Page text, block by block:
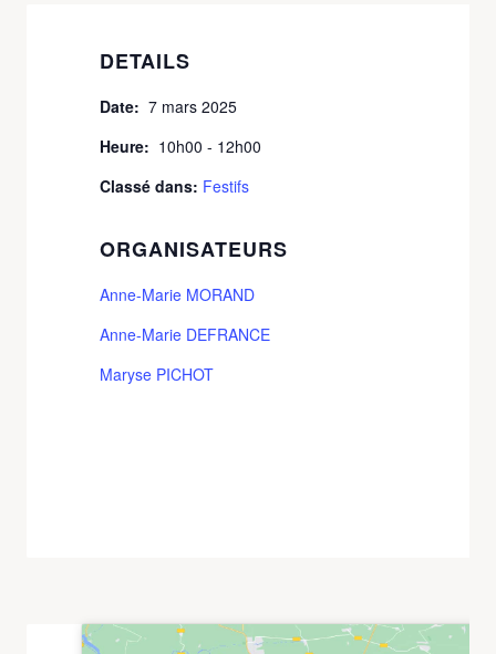
DETAILS
Date: 7 mars 2025
Heure: 10h00 - 12h00
Classé dans: Festifs
ORGANISATEURS
Anne-Marie MORAND
Anne-Marie DEFRANCE
Maryse PICHOT